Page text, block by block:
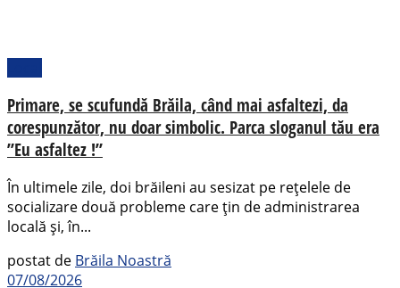
Primare, se scufundă Brăila, când mai asfaltezi, da
corespunzător, nu doar simbolic. Parca sloganul tău era
”Eu asfaltez !”
În ultimele zile, doi brăileni au sesizat pe rețelele de
socializare două probleme care țin de administrarea
locală și, în...
postat de Brăila Noastră
07/08/2026